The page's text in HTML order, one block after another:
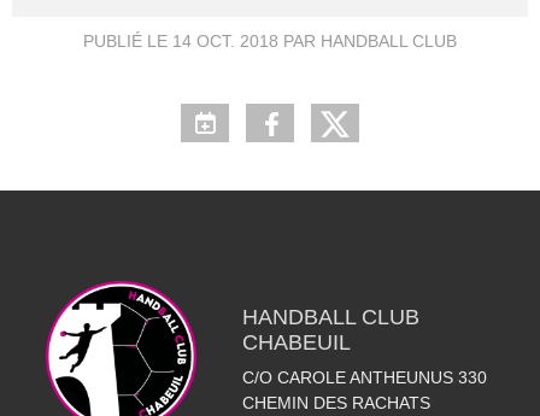
PUBLIÉ LE 14 OCT. 2018 PAR HANDBALL CLUB
HANDBALL CLUB
CHABEUIL
C/O CAROLE ANTHEUNUS 330
CHEMIN DES RACHATS